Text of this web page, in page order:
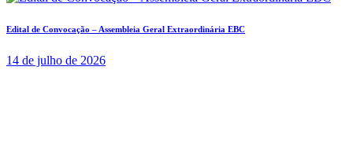
Edital de Convocação – Assembleia Geral Extraordinária EBC
14 de julho de 2026